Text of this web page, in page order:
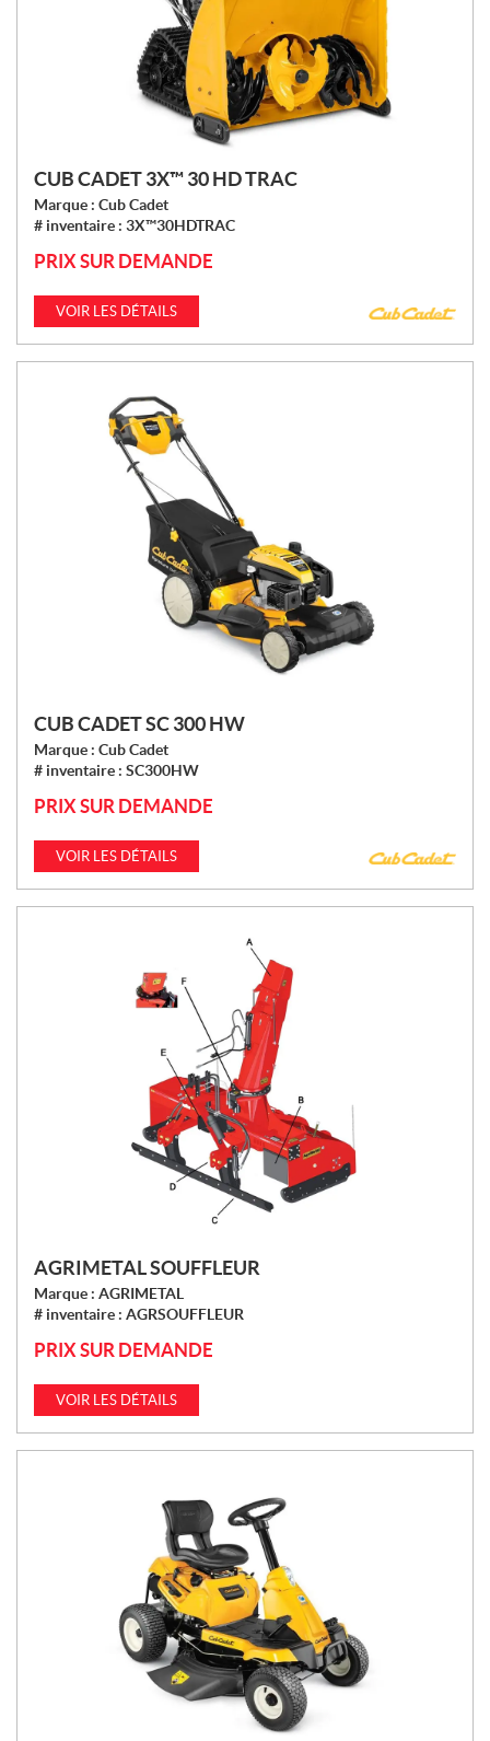
CUB CADET 3X™ 30 HD TRAC
Marque : Cub Cadet
# inventaire : 3X™30HDTRAC
PRIX SUR DEMANDE
VOIR LES DÉTAILS
CUB CADET SC 300 HW
Marque : Cub Cadet
# inventaire : SC300HW
PRIX SUR DEMANDE
VOIR LES DÉTAILS
AGRIMETAL SOUFFLEUR
Marque : AGRIMETAL
# inventaire : AGRSOUFFLEUR
PRIX SUR DEMANDE
VOIR LES DÉTAILS